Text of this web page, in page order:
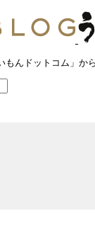
もんドットコム」か